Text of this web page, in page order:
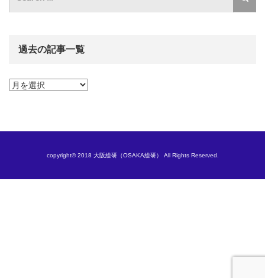
過去の記事一覧
過
事
copyright© 2018 大阪総研（OSAKA総研） All Rights Reserved.